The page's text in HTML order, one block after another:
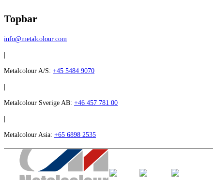
Topbar
info@metalcolour.com
|
Metalcolour A/S: +45 5484 9070
|
Metalcolour Sverige AB: +46 457 781 00
|
Metalcolour Asia: +65 6898 2535